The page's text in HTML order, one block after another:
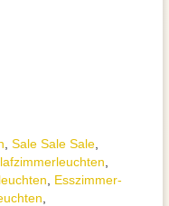
Sale Sale Sale
Esszimmer­­